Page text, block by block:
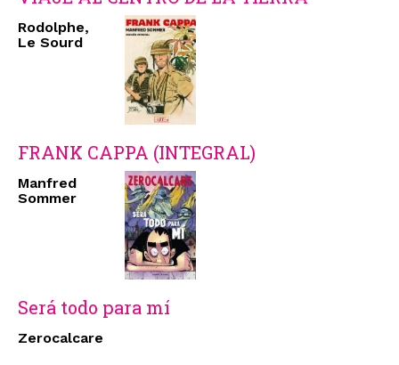
Rodolphe,
Le Sourd
FRANK CAPPA (INTEGRAL)
Manfred
Sommer
Será todo para mí
Zerocalcare